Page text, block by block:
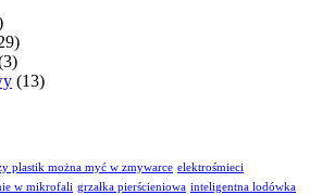
(13)
plastik można myć w zmywarce elektrośmieci
w mikrofali grzałka pierścieniowa inteligentna lodówka